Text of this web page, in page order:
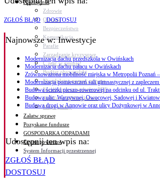
Niezbędnik
Zdrowie
Oświata
Bezpieczeństwo
Komunikacja
Parafie
Zarządzanie kryzysowe
C.ześć w gminie!
Budżet obywatelski
Nieodpłatna pomoc prawna
Niezbędnik mieszkańca PDF
Aplikacja mMieszkaniec
Mapa gminy
Załatw sprawę
Pozyskane fundusze
GOSPODARKA ODPADAMI
Czyste powietrze
System Informacji przestrzennej
ZGŁOŚ BŁĄD DOSTOSUJ
Najnowszew: Inwestycje
Modernizacja dachu przedszkola w Owińskach
Modernizacja dachu pałacu w Owińskach
Zrównoważona mobilność miejska w Metropolii Poznań
Modernizacja pomieszczeń sali gimnastycznej z
Budowa ścieżki pieszo-rowerowej na odcinku od ul.
Budowa ulic: Warzywnej, Owocowej, Sadowej i
Budowa drogi w Annowie oraz ulicy Dożynkowej w
Udostępnij ten wpis na:
ZGŁOŚ BŁĄD
DOSTOSUJ